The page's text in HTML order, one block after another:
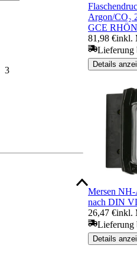
3
Argon/CO₂
GCE
81,98 €inkl.
Lieferung
Details
Mersen
nach DIN
26,47 €inkl.
Lieferung
Details